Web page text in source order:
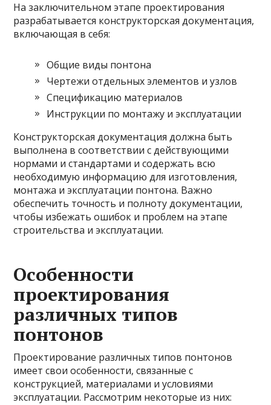
На заключительном этапе проектирования
разрабатывается конструкторская документация,
включающая в себя:
Общие виды понтона
Чертежи отдельных элементов и узлов
Спецификацию материалов
Инструкции по монтажу и эксплуатации
Конструкторская документация должна быть
выполнена в соответствии с действующими
нормами и стандартами и содержать всю
необходимую информацию для изготовления,
монтажа и эксплуатации понтона. Важно
обеспечить точность и полноту документации,
чтобы избежать ошибок и проблем на этапе
строительства и эксплуатации.
Особенности
проектирования
различных типов
понтонов
Проектирование различных типов понтонов
имеет свои особенности, связанные с
конструкцией, материалами и условиями
эксплуатации. Рассмотрим некоторые из них: